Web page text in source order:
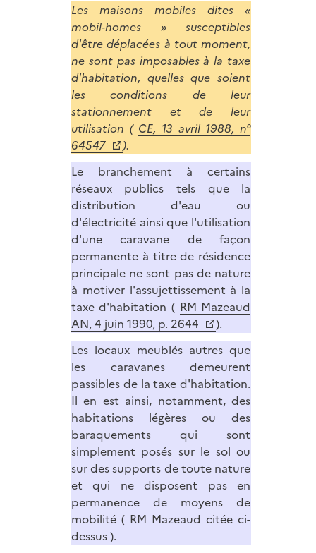
Les maisons mobiles dites «
mobil-homes » susceptibles
d'être déplacées à tout moment,
ne sont pas imposables à la taxe
d'habitation, quelles que soient
les conditions de leur
stationnement et de leur
utilisation ( CE, 13 avril 1988, n°
64547
).
Le branchement à certains
réseaux publics tels que la
distribution d'eau ou
d'électricité ainsi que l'utilisation
d'une caravane de façon
permanente à titre de résidence
principale ne sont pas de nature
à motiver l'assujettissement à la
taxe d'habitation ( RM Mazeaud
AN, 4 juin 1990, p. 2644
).
Les locaux meublés autres que
les caravanes demeurent
passibles de la taxe d'habitation.
Il en est ainsi, notamment, des
habitations légères ou des
baraquements qui sont
simplement posés sur le sol ou
sur des supports de toute nature
et qui ne disposent pas en
permanence de moyens de
mobilité ( RM Mazeaud citée ci-
dessus ).